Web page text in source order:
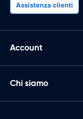
Assistenza clienti
Account
Chi siamo